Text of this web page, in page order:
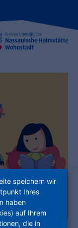
speichern wir
Ihres
haben
auf Ihrem
die in